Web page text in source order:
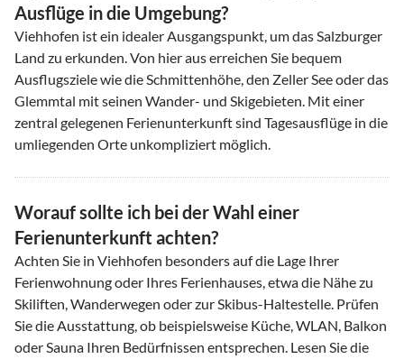
Ausflüge in die Umgebung?
Viehhofen ist ein idealer Ausgangspunkt, um das Salzburger
Land zu erkunden. Von hier aus erreichen Sie bequem
Ausflugsziele wie die Schmittenhöhe, den Zeller See oder das
Glemmtal mit seinen Wander- und Skigebieten. Mit einer
zentral gelegenen Ferienunterkunft sind Tagesausflüge in die
umliegenden Orte unkompliziert möglich.
Worauf sollte ich bei der Wahl einer
Ferienunterkunft achten?
Achten Sie in Viehhofen besonders auf die Lage Ihrer
Ferienwohnung oder Ihres Ferienhauses, etwa die Nähe zu
Skiliften, Wanderwegen oder zur Skibus-Haltestelle. Prüfen
Sie die Ausstattung, ob beispielsweise Küche, WLAN, Balkon
oder Sauna Ihren Bedürfnissen entsprechen. Lesen Sie die